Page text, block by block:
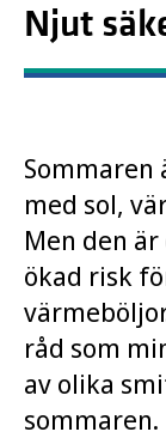
Njut
med sol,
Men den
ökad risk
råd som
av olika
sommaren.